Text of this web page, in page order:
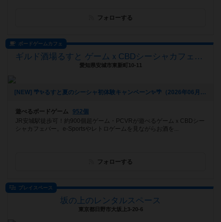
フォローする
ボードゲームカフェ
ギルド酒場るすと ゲームｘCBDシーシャカフェバー
愛知県安城市東新町10-11
[NEW] 🌴✨るすと夏のシーシャ初体験キャンペーン✨🌴（2026年06月03日 02時03分）
遊べるボードゲーム
952個
JR安城駅徒歩可！約900個超ゲーム・PCVRが遊べるゲームｘCBDシー
シャカフェバー。e-Sportsやレトロゲームを見ながらお酒を...
フォローする
プレイスペース
坂の上のレンタルスペース
東京都日野市大坂上3-20-6